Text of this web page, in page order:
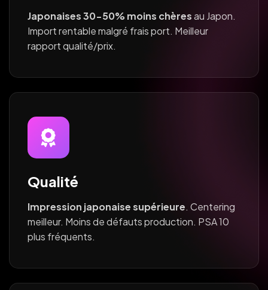
Japonaises 30-50% moins chèresau Japon.
Import rentable malgré frais port. Meilleur
rapport qualité/prix.
Qualité
Impression japonaise supérieure. Centering
meilleur. Moins de défauts production. PSA 10
plus fréquents.